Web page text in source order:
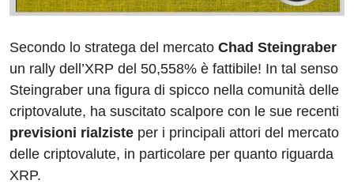
Secondo lo stratega del mercato Chad Steingraber
un rally dell’XRP del 50,558% è fattibile! In tal senso
Steingraber una figura di spicco nella comunità delle
criptovalute, ha suscitato scalpore con le sue recenti
previsioni rialziste per i principali attori del mercato
delle criptovalute, in particolare per quanto riguarda
XRP.